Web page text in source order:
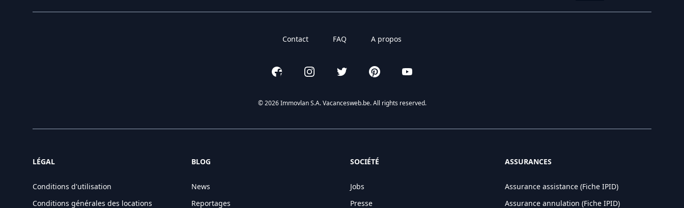
Contact FAQ A propos
FacebookInstagramTwitter PinterestYouTube
© 2026 Immovlan S.A. Vacancesweb.be. All rights reserved.
LÉGAL
Conditions d'utilisation
Conditions générales des locations
BLOG
News
Reportages
SOCIÉTÉ
Jobs
Presse
ASSURANCES
Assurance assistance (Fiche IPID)
Assurance annulation (Fiche IPID)